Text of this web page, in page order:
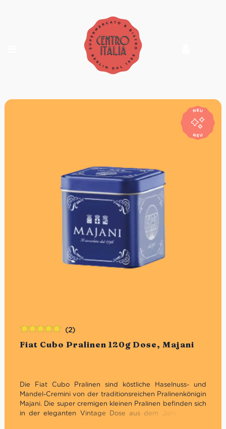
Fiat Cubo Pralinen 120g Dose, Majani
(2)
Die Fiat Cubo Pralinen sind köstliche Haselnuss- und
Mandel-Cremini von der traditionsreichen Pralinenkönigin
Majani. Die super cremigen kleinen Pralinen befinden sich
in der eleganten Vintage Dose aus dem Jahr 1911. Sie
Bewertet
mit5.00von